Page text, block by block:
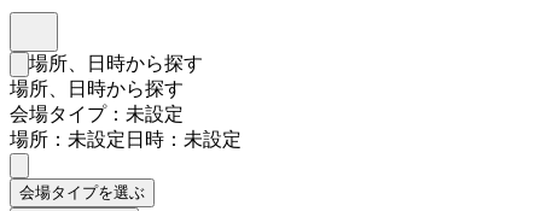
検索フォームを閉じる
場所、日時から探す
場所、日時から探す
会場タイプ：未設定
場所：未設定日時：未設定
会場タイプを選ぶ